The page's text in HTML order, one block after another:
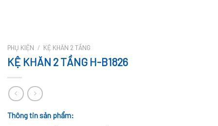
PHỤ KIỆN / KỆ KHĂN 2 TẦNG
KỆ KHĂN 2 TẦNG H-B1826
Thông tin sản phẩm: